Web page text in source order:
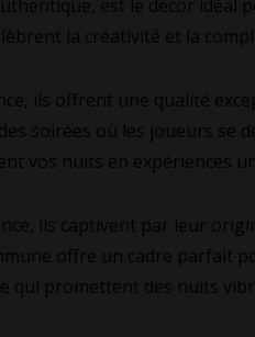
est le décor idéal
la créativité et la
ils offrent une qualité
soirées où les joueurs se
vos nuits en expériences
ils captivent par leur
offre un cadre parfait
qui promettent des nuits